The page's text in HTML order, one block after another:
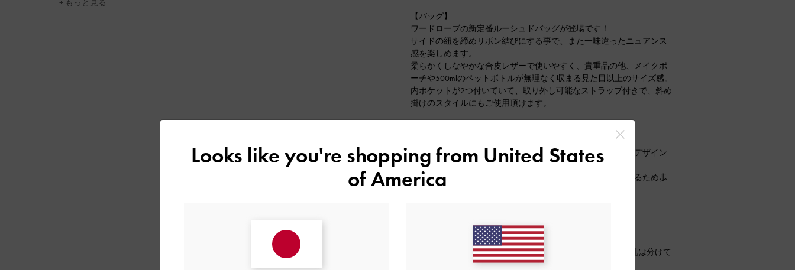
+ もっと見る
【バッグ】
ワードローブの新定番ルーシュドバッグが登場です！
サイドの紐を締めリボン結びにする事で、また一味違ったニュアンス
感を楽しめます。
柔らかくしなやかな合皮レザーで使いやすく、貴重品の他、メイクポ
ーチや500mlのペットボトルが無理なく収まる見た目以上のサイズ感。
内ポケットが2つ付いていて、取り外し可能なストラップ付きで、斜め
掛けのスタイルにもご使用頂けます。
つま先がポインテッドトゥで、足先がすっきり綺麗に見えるデザイン
になってます♡
艶感のあるパテント素材で柔らかいインソールを使用しているため歩
きやすいです。
ゴールドの結ばれたデザインが特徴的なお財布。
カードが8枚、ポケットが2つ、L字型に開くコイン入れ、お札は分けて
しまうことができます。
Looks like you're shopping from United States
of America